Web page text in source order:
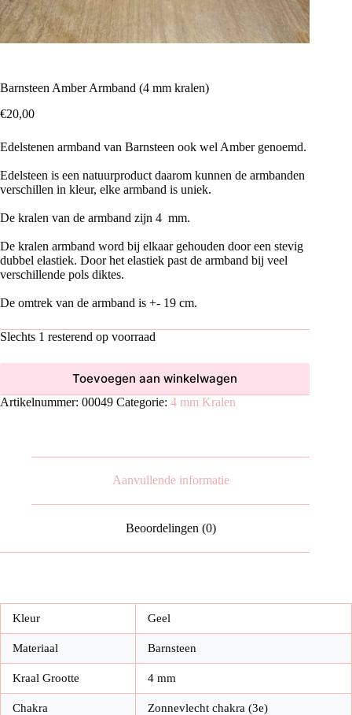
Barnsteen Amber Armband (4 mm kralen)
€20,00
Edelstenen armband van Barnsteen ook wel Amber genoemd.
Edelsteen is een natuurproduct daarom kunnen de armbanden
verschillen in kleur, elke armband is uniek.
De kralen van de armband zijn 4 mm.
De kralen armband word bij elkaar gehouden door een stevig
dubbel elastiek. Door het elastiek past de armband bij veel
verschillende pols diktes.
De omtrek van de armband is +- 19 cm.
Slechts 1 resterend op voorraad
Toevoegen aan winkelwagen
Artikelnummer: 00049 Categorie: 4 mm Kralen
Aanvullende informatie
Beoordelingen (0)
Kleur Geel
Materiaal Barnsteen
Kraal Grootte 4 mm
Chakra Zonnevlecht chakra (3e)